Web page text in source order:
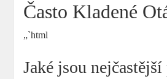
Často Kladené
„`html
Jaké jsou